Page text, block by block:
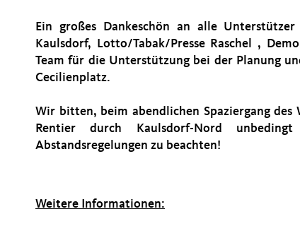
Ein großes Dankeschön an alle
Kaulsdorf, Lotto/Tabak/Presse Raschel ,
Team für die Unterstützung bei der Planung
Cecilienplatz.
Wir bitten, beim abendlichen Spaziergang des
Rentier durch Kaulsdorf-Nord
Abstandsregelungen zu beachten!
Weitere Informationen: